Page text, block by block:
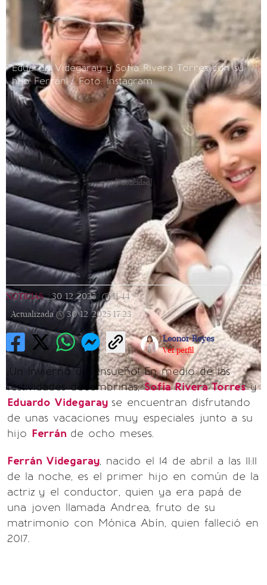
Eduardo Videgaray y Sofía Rivera Torres con su
hijo Ferrán / Foto: Instagram
[Publicidad]
NOTICIAS | 30/12/2025 | 11:44 |
Actualizada
30/12/2025 17:23
Leonor Reyes
Ver perfil
¡Un invierno de ensueño! En medio de las
festividades decembrinas,Sofía Rivera Torresy
Eduardo Videgaray se encuentran disfrutando
de unas vacaciones muy especiales junto a su
hijo Ferrán de ocho meses.
Ferrán Videgaray, nacido el 14 de abril a las 11:11
de la noche, es el primer hijo en común de la
actriz y el conductor, quien ya era papá de
una joven llamada Andrea, fruto de su
matrimonio con Mónica Abín, quien falleció en
2017.